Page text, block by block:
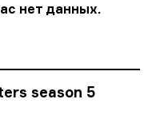
нет данных.
season 5